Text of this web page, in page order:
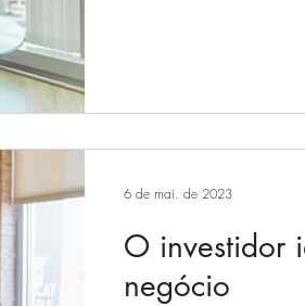
O investidor
negócio
6 de mai. de 2023